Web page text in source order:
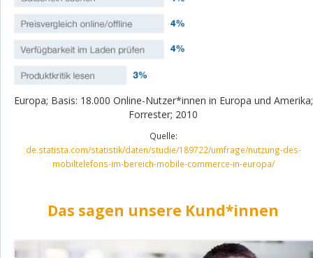
Europa; Basis: 18.000 Online-Nutzer*innen in Europa und Amerika;
Forrester; 2010
Quelle:
de.statista.com/statistik/daten/studie/189722/umfrage/nutzung-des-
mobiltelefons-im-bereich-mobile-commerce-in-europa/
Das sagen unsere Kund*innen